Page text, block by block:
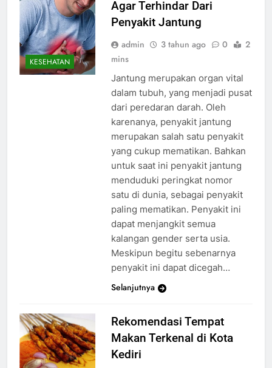
KESEHATAN
Agar Terhindar Dari
Penyakit Jantung
admin 3 tahun ago 0
2
mins
Jantung merupakan organ vital
dalam tubuh, yang menjadi pusat
dari peredaran darah. Oleh
karenanya, penyakit jantung
merupakan salah satu penyakit
yang cukup mematikan. Bahkan
untuk saat ini penyakit jantung
menduduki peringkat nomor
satu di dunia, sebagai penyakit
paling mematikan. Penyakit ini
dapat menjangkit semua
kalangan gender serta usia.
Meskipun begitu sebenarnya
penyakit ini dapat dicegah…
Selanjutnya
Rekomendasi Tempat
Makan Terkenal di Kota
Kediri